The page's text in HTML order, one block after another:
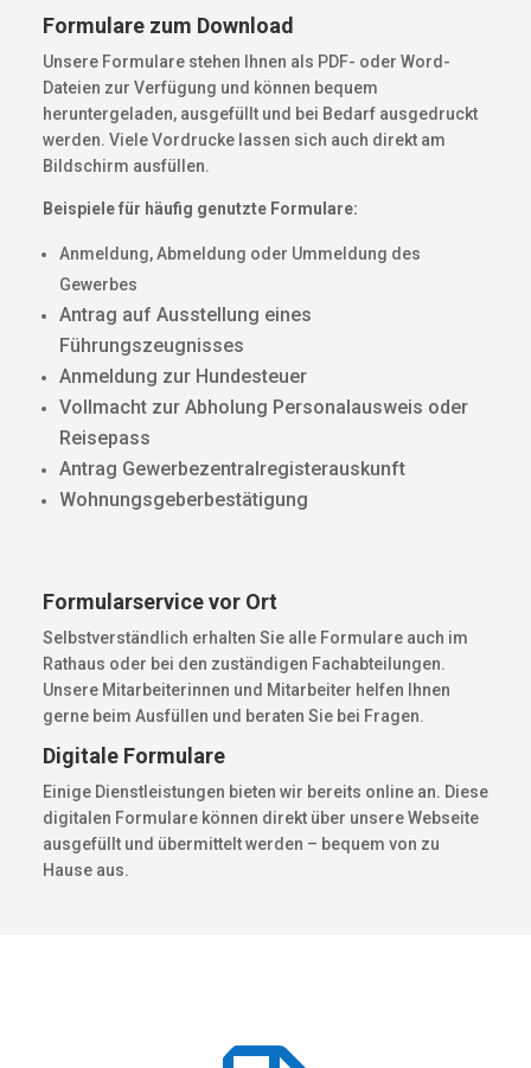
Formulare zum Download
Unsere Formulare stehen Ihnen als PDF- oder Word-
Dateien zur Verfügung und können bequem
heruntergeladen, ausgefüllt und bei Bedarf ausgedruckt
werden. Viele Vordrucke lassen sich auch direkt am
Bildschirm ausfüllen.
Beispiele für häufig genutzte Formulare:
Anmeldung, Abmeldung oder Ummeldung des
Gewerbes
Antrag auf Ausstellung eines
Führungszeugnisses
Anmeldung zur Hundesteuer
Vollmacht zur Abholung Personalausweis oder
Reisepass
Antrag Gewerbezentralregisterauskunft
Wohnungsgeberbestätigung
Formularservice vor Ort
Selbstverständlich erhalten Sie alle Formulare auch im
Rathaus oder bei den zuständigen Fachabteilungen.
Unsere Mitarbeiterinnen und Mitarbeiter helfen Ihnen
gerne beim Ausfüllen und beraten Sie bei Fragen.
Digitale Formulare
Einige Dienstleistungen bieten wir bereits online an. Diese
digitalen Formulare können direkt über unsere Webseite
ausgefüllt und übermittelt werden – bequem von zu
Hause aus.